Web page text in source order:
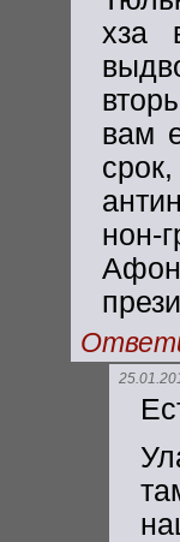
хза
вам
нон-